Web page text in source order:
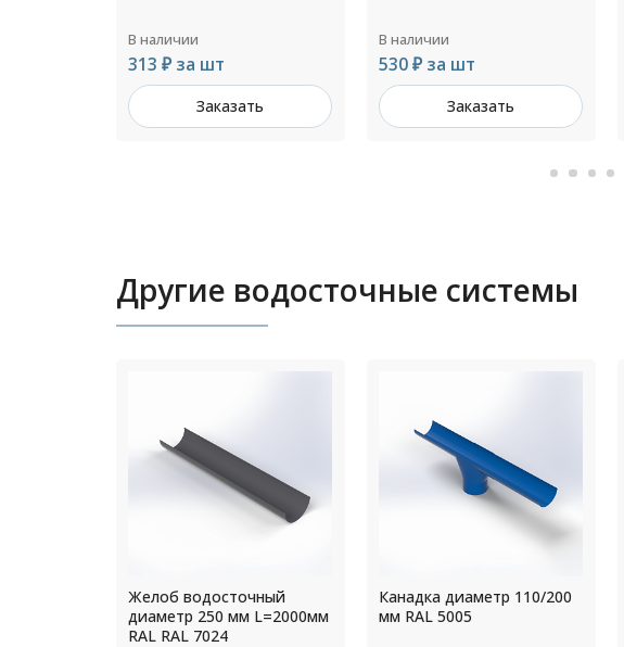
В наличии
530 ₽ за шт
Заказать
В наличии
367 ₽ за шт
Заказать
Другие водосточные системы
Канадка диаметр 110/200
мм RAL 5005
Тройник трубы водостока
диаметр 125 мм L=1250мм